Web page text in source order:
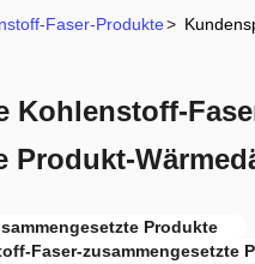
Faser-Produkte>
Kohlenstoff-
Produkt-
Produkte
Faser-zusammengesetzte